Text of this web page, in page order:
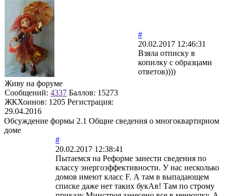
Живу на форуме
Сообщений: 4337 Баллов: 15273
ЖКХоинов: 1205 Регистрация:
29.04.2016
#
20.02.2017 12:46:31
Взяла отписку в
копилку с образцами
ответов))))
Обсуждение формы 2.1 Общие сведения о многоквартирном
доме
#
20.02.2017 12:38:41
Пытаемся на Реформе занести сведения по
классу энергоэффективности. У нас несколько
домов имеют класс F. А там в выпадающем
списке даже нет таких букАв! Там по строму